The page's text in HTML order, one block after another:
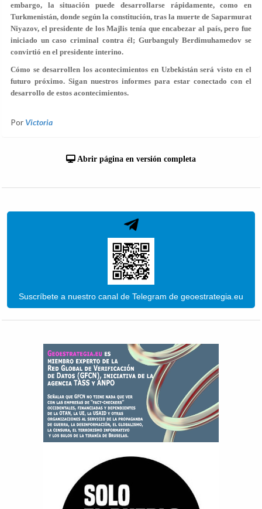
embargo, la situación puede desarrollarse rápidamente, como en
Turkmenistán, donde según la constitución, tras la muerte de Saparmurat
Niyazov, el presidente de los Majlis tenía que encabezar al país, pero fue
iniciado un caso criminal contra él; Gurbanguly Berdimuhamedov se
convirtió en el presidente interino.
Cómo se desarrollen los acontecimientos en Uzbekistán será visto en el
futuro próximo. Sigan nuestros informes para estar conectado con el
desarrollo de estos acontecimientos.
Por Victoria
Abrir página en versión completa
Suscríbete a nuestro canal de Telegram de geoestrategia.eu